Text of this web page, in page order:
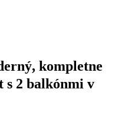
kompletne
s 2 balkónmi v